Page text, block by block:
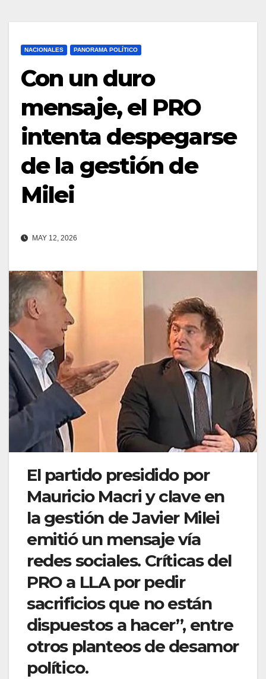
NACIONALES PANORAMA POLÍTICO
Con un duro
mensaje, el PRO
intenta despegarse
de la gestión de
Milei
MAY 12, 2026
El partido presidido por
Mauricio Macri y clave en
la gestión de Javier Milei
emitió un mensaje vía
redes sociales. Críticas del
PRO a LLA por pedir
sacrificios que no están
dispuestos a hacer”, entre
otros planteos de desamor
político.